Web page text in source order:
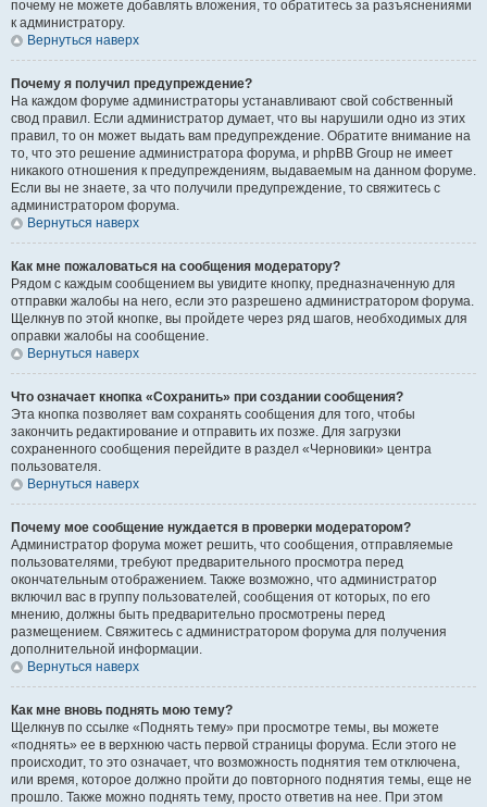
почему не можете добавлять вложения, то обратитесь за разъяснениями
к администратору.
Вернуться наверх
Почему я получил предупреждение?
На каждом форуме администраторы устанавливают свой собственный
свод правил. Если администратор думает, что вы нарушили одно из этих
правил, то он может выдать вам предупреждение. Обратите внимание на
то, что это решение администратора форума, и phpBB Group не имеет
никакого отношения к предупреждениям, выдаваемым на данном форуме.
Если вы не знаете, за что получили предупреждение, то свяжитесь с
администратором форума.
Вернуться наверх
Как мне пожаловаться на сообщения модератору?
Рядом с каждым сообщением вы увидите кнопку, предназначенную для
отправки жалобы на него, если это разрешено администратором форума.
Щелкнув по этой кнопке, вы пройдете через ряд шагов, необходимых для
оправки жалобы на сообщение.
Вернуться наверх
Что означает кнопка «Сохранить» при создании сообщения?
Эта кнопка позволяет вам сохранять сообщения для того, чтобы
закончить редактирование и отправить их позже. Для загрузки
сохраненного сообщения перейдите в раздел «Черновики» центра
пользователя.
Вернуться наверх
Почему мое сообщение нуждается в проверки модератором?
Администратор форума может решить, что сообщения, отправляемые
пользователями, требуют предварительного просмотра перед
окончательным отображением. Также возможно, что администратор
включил вас в группу пользователей, сообщения от которых, по его
мнению, должны быть предварительно просмотрены перед
размещением. Свяжитесь с администратором форума для получения
дополнительной информации.
Вернуться наверх
Как мне вновь поднять мою тему?
Щелкнув по ссылке «Поднять тему» при просмотре темы, вы можете
«поднять» ее в верхнюю часть первой страницы форума. Если этого не
происходит, то это означает, что возможность поднятия тем отключена,
или время, которое должно пройти до повторного поднятия темы, еще не
прошло. Также можно поднять тему, просто ответив на нее. При этом